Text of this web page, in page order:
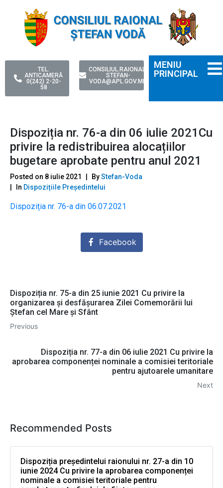
TEL.
ANTICAMERĂ
0(242) 2-20-
58
CONSILIUL.RAIONAL-
STEFAN-
VODA@APL.GOV.MD
MENIU
PRINCIPAL
Dispoziția nr. 76-a din 06 iulie 2021Cu
privire la redistribuirea alocațiilor
bugetare aprobate pentru anul 2021
Posted on 8 iulie 2021 ByStefan-Voda
In Dispozițiile Președintelui
Dispoziția nr. 76-a din 06.07.2021
Facebook
Dispoziția nr. 75-a din 25 iunie 2021 Сu privire la
organizarea şi desfăşurarea Zilei Comemorării lui
Ștefan cel Mare și Sfânt
Previous
Dispoziția nr. 77-a din 06 iulie 2021 Cu privire la
aprobarea componenței nominale a comisiei teritoriale
pentru ajutoarele umanitare
Next
Recommended Posts
Dispoziția președintelui raionului nr. 27-a din 10
iunie 2024 Cu privire la aprobarea componenței
nominale a comisiei teritoriale pentru